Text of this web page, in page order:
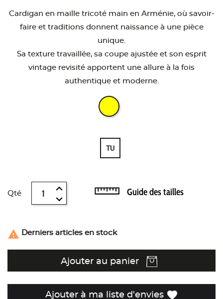
Cardigan en maille tricoté main en Arménie, où savoir-
faire et traditions donnent naissance à une pièce
unique.
Sa texture travaillée, sa coupe ajustée et son esprit
vintage revisité apportent une allure à la fois
authentique et moderne.
TU
Qté Guide des tailles
 Derniers articles en stock
Ajouter au panier
Ajouter à ma liste d'envies favorite